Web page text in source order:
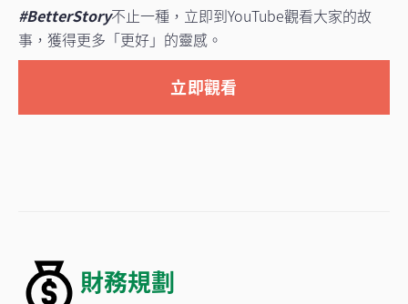
#BetterStory不止一種，立即到YouTube觀看大家的故
事，獲得更多「更好」的靈感。
立即觀看
財務規劃